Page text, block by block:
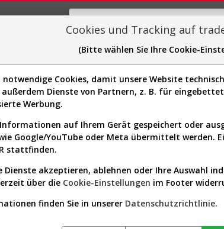
Sector-Spider Easy-Scan
ist nur für
Cookies und Tracking auf
(Bitte wählen Sie Ihre Cookie-
notwendige Cookies, damit unsere Website
Dienste von Partnern, z. B. für
Werbung.
auf Ihrem Gerät gespeichert oder
Google/YouTube oder Meta übermittelt werden.
stattfinden.
Dienste akzeptieren, ablehnen oder Ihre Auswahl
über die Cookie-Einstellungen im Footer
finden Sie in unserer Datenschutzrichtlinie.